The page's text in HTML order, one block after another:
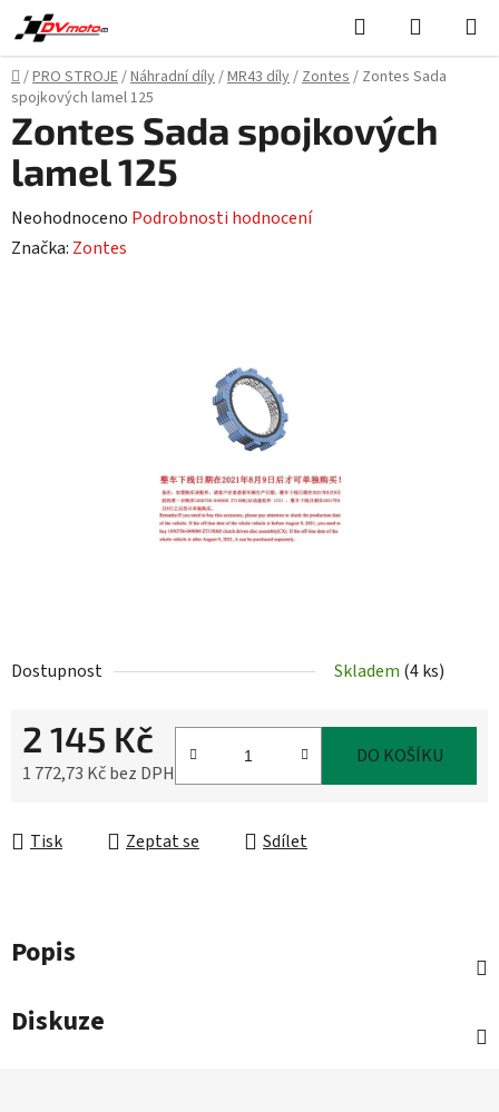
Přejít
na
obsah
Hledat
KOŠÍK
Domů
/PRO STROJE/Náhradní díly/MR43 díly/Zontes/ Zontes Sada
spojkových lamel 125
Dostupnost Skladem (4 ks)
2 145 Kč
1 772,73 Kč bez DPH
DO KOŠÍKU
Tisk Zeptat se Sdílet
Zontes Sada spojkových
lamel 125
Průměrné
hodnocení
Neohodnoceno Podrobnosti hodnocení
Značka: Zontes
Popis
Diskuze